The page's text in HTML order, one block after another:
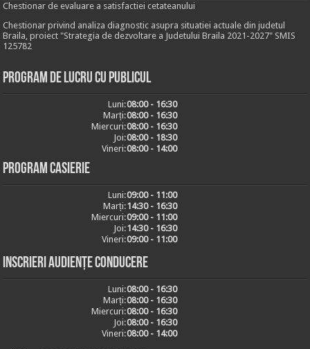
Chestionar de evaluare a satisfactiei cetateanului
Chestionar privind analiza diagnostic asupra situatiei actuale din judetul
Braila, proiect "Strategia de dezvoltare a Judetului Braila 2021-2027" SMIS
125782
Program de lucru cu publicul
Luni:08:00 - 16:30
Marți:08:00 - 16:30
Miercuri:08:00 - 16:30
Joi:08:00 - 18:30
Vineri:08:00 - 14:00
Program casierie
Luni:09:00 - 11:00
Marți:14:30 - 16:30
Miercuri:09:00 - 11:00
Joi:14:30 - 16:30
Vineri:09:00 - 11:00
Inscrieri audiențe conducere
Luni:08:00 - 16:30
Marți:08:00 - 16:30
Miercuri:08:00 - 16:30
Joi:08:00 - 16:30
Vineri:08:00 - 14:00